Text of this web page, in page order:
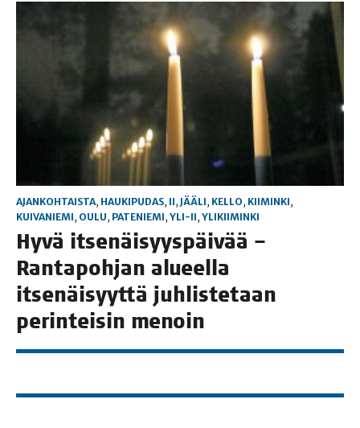
AJANKOHTAISTA, HAUKIPUDAS, II, JÄÄLI, KELLO, KIIMINKI,
KUIVANIEMI, OULU, PATENIEMI, YLI-II, YLIKIIMINKI
Hyvä itse­näi­syys­päi­vää –
Ran­ta­poh­jan alu­eel­la
itse­näi­syyt­tä juh­lis­te­taan
perin­tei­sin menoin